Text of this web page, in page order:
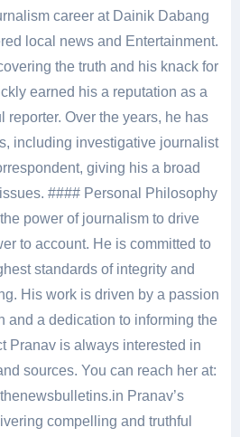
career at Dainik Dabang
local news and Entertainment.
the truth and his knack for
earned his a reputation as a
reporter. Over the years, he has
including investigative journalist
giving his a broad
#### Personal Philosophy
power of journalism to drive
to account. He is committed to
standards of integrity and
His work is driven by a passion
and a dedication to informing the
Pranav is always interested in
sources. You can reach her at:
Pranav’s
compelling and truthful